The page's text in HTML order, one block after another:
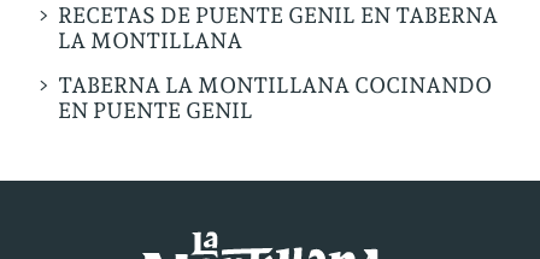
RECETAS DE PUENTE GENIL EN TABERNA
LA MONTILLANA
TABERNA LA MONTILLANA COCINANDO
EN PUENTE GENIL